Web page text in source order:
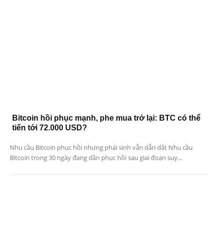
Bitcoin hồi phục mạnh, phe mua trở lại: BTC có thể
tiến tới 72.000 USD?
Nhu cầu Bitcoin phục hồi nhưng phái sinh vẫn dẫn dắt Nhu cầu
Bitcoin trong 30 ngày đang dần phục hồi sau giai đoạn suy...